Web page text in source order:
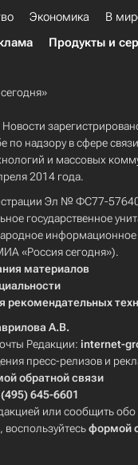
Экономика В
Продукты и
по надзору в сфере
и массовых
2014 года.
Эл № ФС77-
государственное
информационное
«Россия сегодня»).
материалов
рекомендательных
А.В.
Редакции: internet-
пресс-релизов и
обратной связи
645-6601
или сообщить обо
формой